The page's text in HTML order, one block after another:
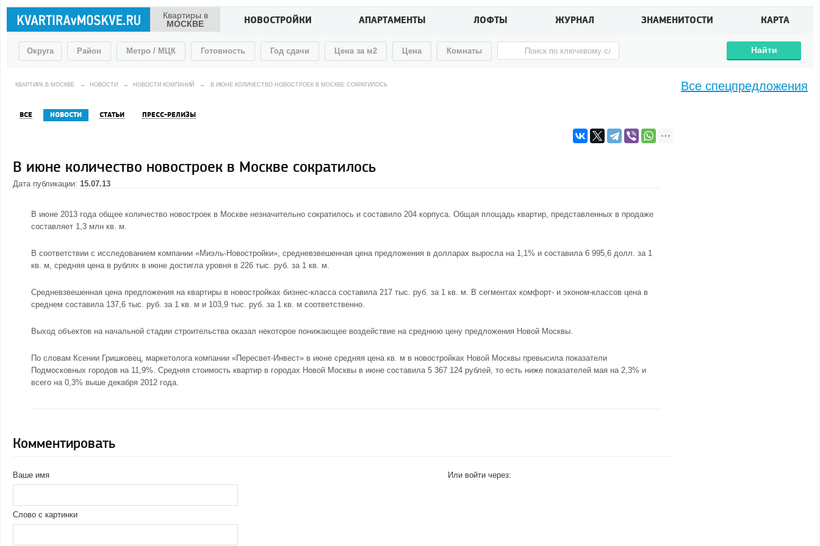
Квартиры в
МОСКВЕ
НОВОСТРОЙКИ АПАРТАМЕНТЫ ЛОФТЫ ЖУРНАЛ ЗНАМЕНИТОСТИ КАРТА
Округа Район Метро / МЦК Готовность Год сдачи Цена за м2 Цена Комнаты Найти
КВАРТИРА В МОСКВЕ → НОВОСТИ → НОВОСТИ КОМПАНИЙ → В ИЮНЕ КОЛИЧЕСТВО НОВОСТРОЕК В МОСКВЕ СОКРАТИЛОСЬ
ВСЕ НОВОСТИ СТАТЬИ ПРЕСС-РЕЛИЗЫ
В июне количество новостроек в Москве сократилось
Дата публикации: 15.07.13
В июне 2013 года общее количество новостроек в Москве незначительно сократилось и составило 204 корпуса. Общая площадь квартир, представленных в продаже
составляет 1,3 млн кв. м.
В соответствии с исследованием компании «Миэль-Новостройки», средневзвешенная цена предложения в долларах выросла на 1,1% и составила 6 995,6 долл. за 1
кв. м, средняя цена в рублях в июне достигла уровня в 226 тыс. руб. за 1 кв. м.
Средневзвешенная цена предложения на квартиры в новостройках бизнес-класса составила 217 тыс. руб. за 1 кв. м. В сегментах комфорт- и эконом-классов цена в
среднем составила 137,6 тыс. руб. за 1 кв. м и 103,9 тыс. руб. за 1 кв. м соответственно.
Выход объектов на начальной стадии строительства оказал некоторое понижающее воздействие на среднюю цену предложения Новой Москвы.
По словам Ксении Гришковец, маркетолога компании «Пересвет-Инвест» в июне средняя цена кв. м в новостройках Новой Москвы превысила показатели
Подмосковных городов на 11,9%. Средняя стоимость квартир в городах Новой Москвы в июне составила 5 367 124 рублей, то есть ниже показателей мая на 2,3% и
всего на 0,3% выше декабря 2012 года.
Комментировать
Ваше имя
Слово с картинки
Или войти через:
Все спецпредложения